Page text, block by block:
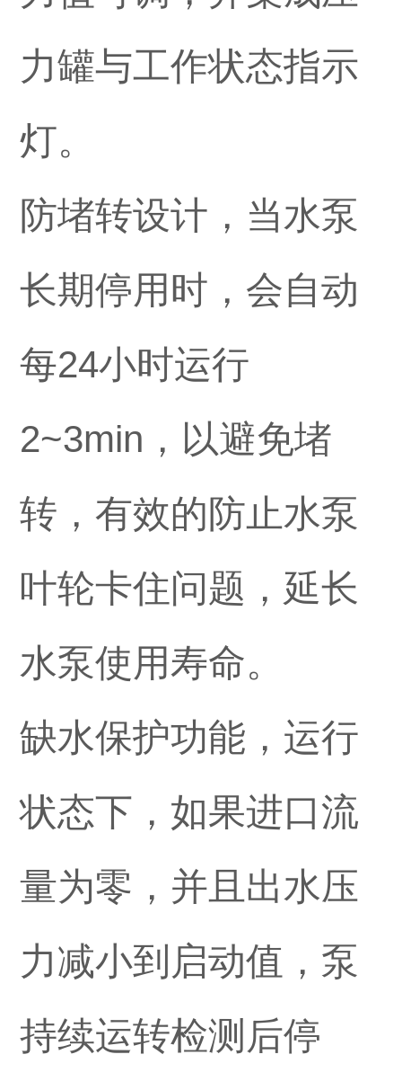
力罐与工作状态指示
灯。
防堵转设计，当水泵
长期停用时，会自动
每24小时运行
2~3min，以避免堵
转，有效的防止水泵
叶轮卡住问题，延长
水泵使用寿命。
缺水保护功能，运行
状态下，如果进口流
量为零，并且出水压
力减小到启动值，泵
持续运转检测后停